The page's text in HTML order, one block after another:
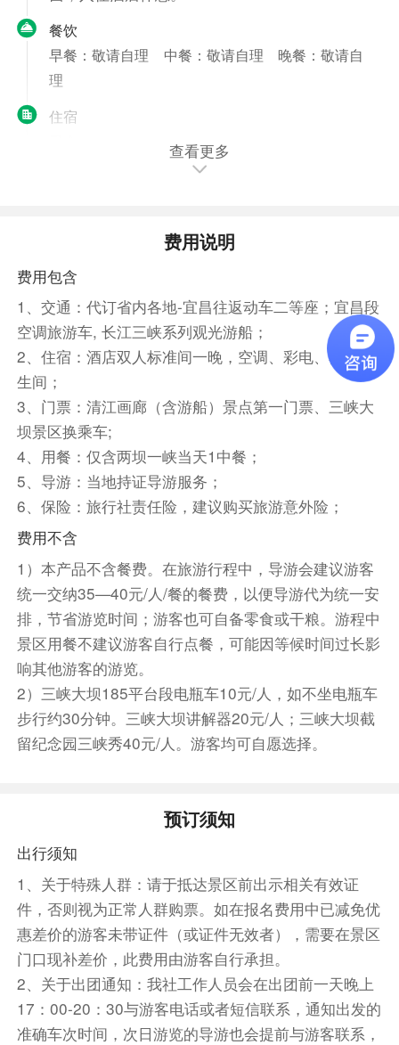
餐饮
早餐：敬请自理
中餐：敬请自理
晚餐：敬请自
理
住宿
船”，08：30开航，船赏宜昌市沿江风光，进入葛
洲坝船闸体验水涨船高的独特感受，观万里长江第
一坝葛洲坝。过闸后船观原汁原味西陵峡下段风
光：南津关、三游洞、至喜亭、张飞擂鼓台、陈毅
题词、明月湾、灯影石、莲沱大桥、黄牛宽谷、剪
刀峰、晒经坪、毛公山、黄陵庙等。下船午餐后，
乘车前往世界水利枢纽工程、国家5A级风景区
【三峡大坝】（游览约3时）：三峡工程制高点
【坛子岭】俯瞰整个坝区，一睹三峡大坝恢弘气
势；于【196观光电梯】观世界上最大的内河船闸
――双线五级连续阶梯式船闸的巧夺天工；【截流
纪念园】观三峡大坝工程实物及影像资料，再现葛
洲坝、三峡大坝截流的历史性画面。之后经三峡工
程专用公路车送宜昌东站返回出发地，结束愉快的
行程！（两坝一峡行程分车去船回和船去车回两
种，由船方决定，参观景点一样，只是先后顺序不
同）。
武汉站参考车次：【D5824次（20:25-22:46）或
者D5820次（19:22-21:45），比汉口票价+13元/
人】；
汉口参考车次：【D9310次（20:20-22:31）或者
D5954次 (19:49-21:50)】；
D9310次 (20:20-21:16)】。
餐饮
住宿
敬请自理
查看更多
费用说明
费用包含
1、交通：代订省内各地-宜昌往返动车二等座；宜昌段
空调旅游车, 长江三峡系列观光游船；
2、住宿：酒店双人标准间一晚，空调、彩电、独立卫
生间；
3、门票：清江画廊（含游船）景点第一门票、三峡大
坝景区换乘车;
4、用餐：仅含两坝一峡当天1中餐；
5、导游：当地持证导游服务；
6、保险：旅行社责任险，建议购买旅游意外险；
费用不含
1）本产品不含餐费。在旅游行程中，导游会建议游客
统一交纳35—40元/人/餐的餐费，以便导游代为统一安
排，节省游览时间；游客也可自备零食或干粮。游程中
景区用餐不建议游客自行点餐，可能因等候时间过长影
响其他游客的游览。
2）三峡大坝185平台段电瓶车10元/人，如不坐电瓶车
步行约30分钟。三峡大坝讲解器20元/人；三峡大坝截
留纪念园三峡秀40元/人。游客均可自愿选择。
预订须知
出行须知
1、关于特殊人群：请于抵达景区前出示相关有效证
件，否则视为正常人群购票。如在报名费用中已减免优
惠差价的游客未带证件（或证件无效者），需要在景区
门口现补差价，此费用由游客自行承担。
2、关于出团通知：我社工作人员会在出团前一天晚上
17：00-20：30与游客电话或者短信联系，通知出发的
准确车次时间，次日游览的导游也会提前与游客联系，